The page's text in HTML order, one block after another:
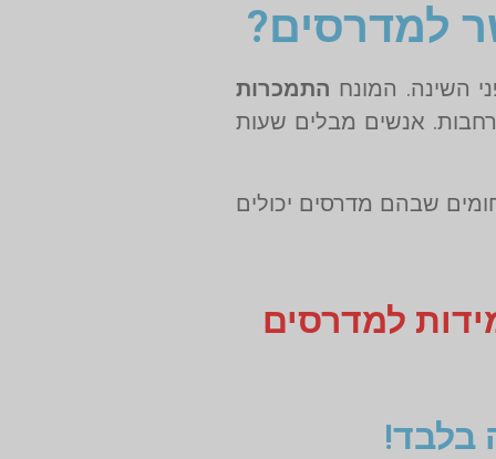
למדרסים?
השינה. המונח התמכרות
רחבות. אנשים מבלים שעות
שבהם מדרסים יכולים
למדרסים
בלבד!